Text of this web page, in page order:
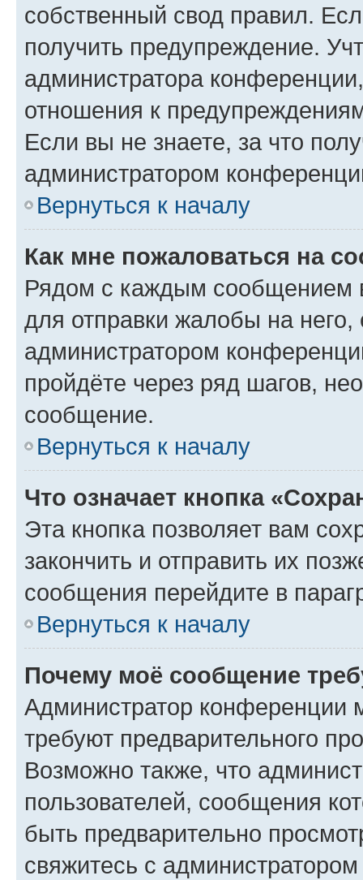
собственный свод правил.
получить предупреждение.
администратора
отношения к
Если вы не знаете, за что
администратором
Вернуться к началу
Как мне пожаловаться на
Рядом с каждым сообщением
для отправки жалобы на
администратором
пройдёте через ряд шагов,
сообщение.
Вернуться к началу
Что означает кнопка
Эта кнопка позволяет вам
закончить и отправить их
сообщения перейдите в
Вернуться к началу
Почему моё сообщение
Администратор конференции
требуют предварительного
Возможно также, что
пользователей, сообщения
быть предварительно
свяжитесь с